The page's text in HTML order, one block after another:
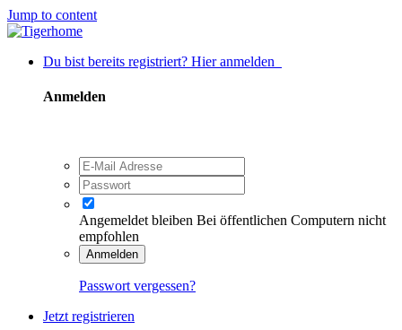
Jump to content
Du bist bereits registriert? Hier anmelden
Anmelden
Angemeldet bleiben Bei öffentlichen Computern nicht
empfohlen
Anmelden
Passwort vergessen?
Jetzt registrieren